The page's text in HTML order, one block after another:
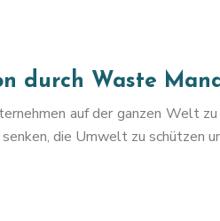
durch Waste
auf der ganzen Welt
die Umwelt zu schützen